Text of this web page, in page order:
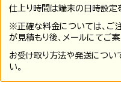
仕上り時間は端末の日時設定
※正確な料金については、ご
が見積もり後、メールにてご案
お受け取り方法や発送につい
い。